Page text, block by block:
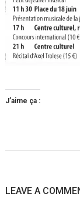
J’aime ça :
de
LEAVE A